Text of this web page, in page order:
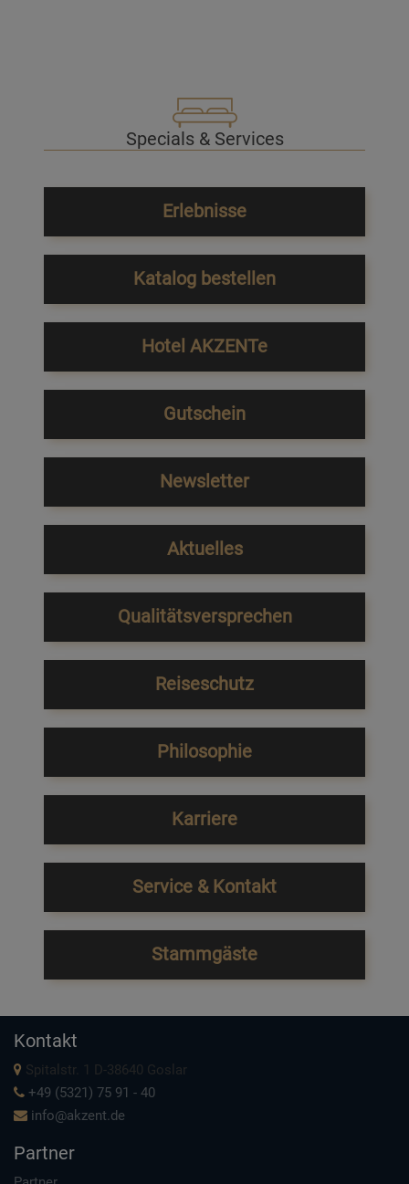
Specials & Services
Erlebnisse
Katalog bestellen
Hotel AKZENTe
Gutschein
Newsletter
Aktuelles
Qualitätsversprechen
Reiseschutz
Philosophie
Karriere
Service & Kontakt
Stammgäste
Kontakt
Spitalstr. 1 D-38640 Goslar
+49 (5321) 75 91 - 40
info@akzent.de
Partner